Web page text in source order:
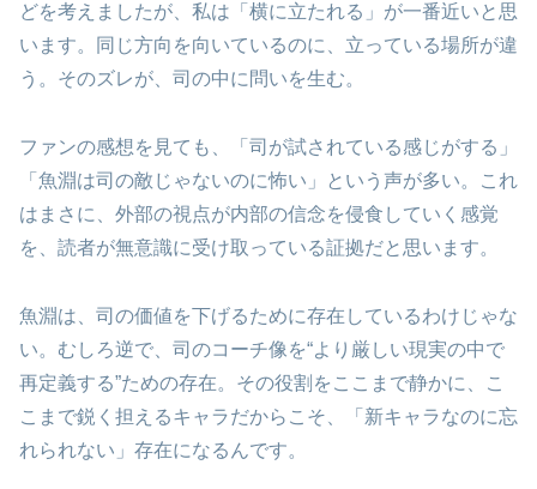
どを考えましたが、私は「横に立たれる」が一番近いと思
います。同じ方向を向いているのに、立っている場所が違
う。そのズレが、司の中に問いを生む。
ファンの感想を見ても、「司が試されている感じがする」
「魚淵は司の敵じゃないのに怖い」という声が多い。これ
はまさに、外部の視点が内部の信念を侵食していく感覚
を、読者が無意識に受け取っている証拠だと思います。
魚淵は、司の価値を下げるために存在しているわけじゃな
い。むしろ逆で、司のコーチ像を“より厳しい現実の中で
再定義する”ための存在。その役割をここまで静かに、こ
こまで鋭く担えるキャラだからこそ、「新キャラなのに忘
れられない」存在になるんです。